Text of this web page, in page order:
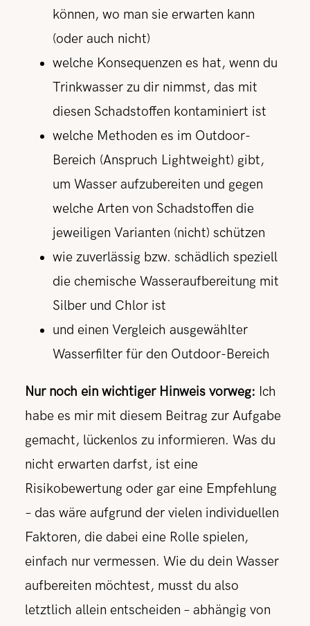
können, wo man sie erwarten kann
(oder auch nicht)
welche Konsequenzen es hat, wenn du
Trinkwasser zu dir nimmst, das mit
diesen Schadstoffen kontaminiert ist
welche Methoden es im Outdoor-
Bereich (Anspruch Lightweight) gibt,
um Wasser aufzubereiten und gegen
welche Arten von Schadstoffen die
jeweiligen Varianten (nicht) schützen
wie zuverlässig bzw. schädlich speziell
die chemische Wasseraufbereitung mit
Silber und Chlor ist
und einen Vergleich ausgewählter
Wasserfilter für den Outdoor-Bereich
Nur noch ein wichtiger Hinweis vorweg: Ich
habe es mir mit diesem Beitrag zur Aufgabe
gemacht, lückenlos zu informieren. Was du
nicht erwarten darfst, ist eine
Risikobewertung oder gar eine Empfehlung
– das wäre aufgrund der vielen individuellen
Faktoren, die dabei eine Rolle spielen,
einfach nur vermessen. Wie du dein Wasser
aufbereiten möchtest, musst du also
letztlich allein entscheiden – abhängig von